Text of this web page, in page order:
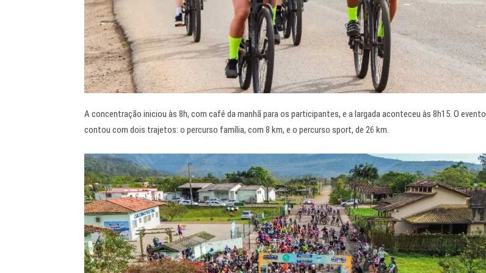
A concentração iniciou às 8h, com café da manhã para os participantes, e a largada aconteceu às 8h15. O evento
contou com dois trajetos: o percurso família, com 8 km, e o percurso sport, de 26 km.